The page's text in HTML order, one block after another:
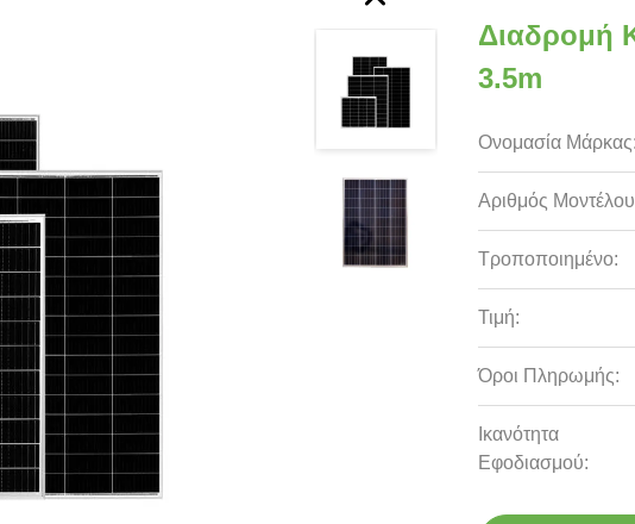
Διαδρομή
3.5m
Ονομασία Μάρκας:
Αριθμός
Τροποποιημένο:
Τιμή:
Όροι Πληρωμής:
Ικανότητα
Εφοδιασμού: